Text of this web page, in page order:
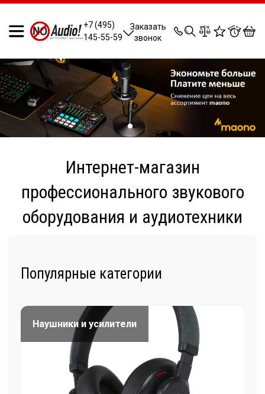
+7 (495)
145-55-59
Заказать
звонок
0 0 0 0
Интернет-магазин
профессионального звукового
оборудования и аудиотехники
Популярные категории
Наушники и усилители